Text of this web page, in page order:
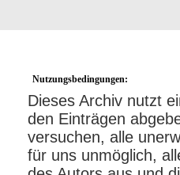
Nutzungsbedingungen:
Dieses Archiv nutzt
den Einträgen
versuchen, alle
für uns unmöglich,